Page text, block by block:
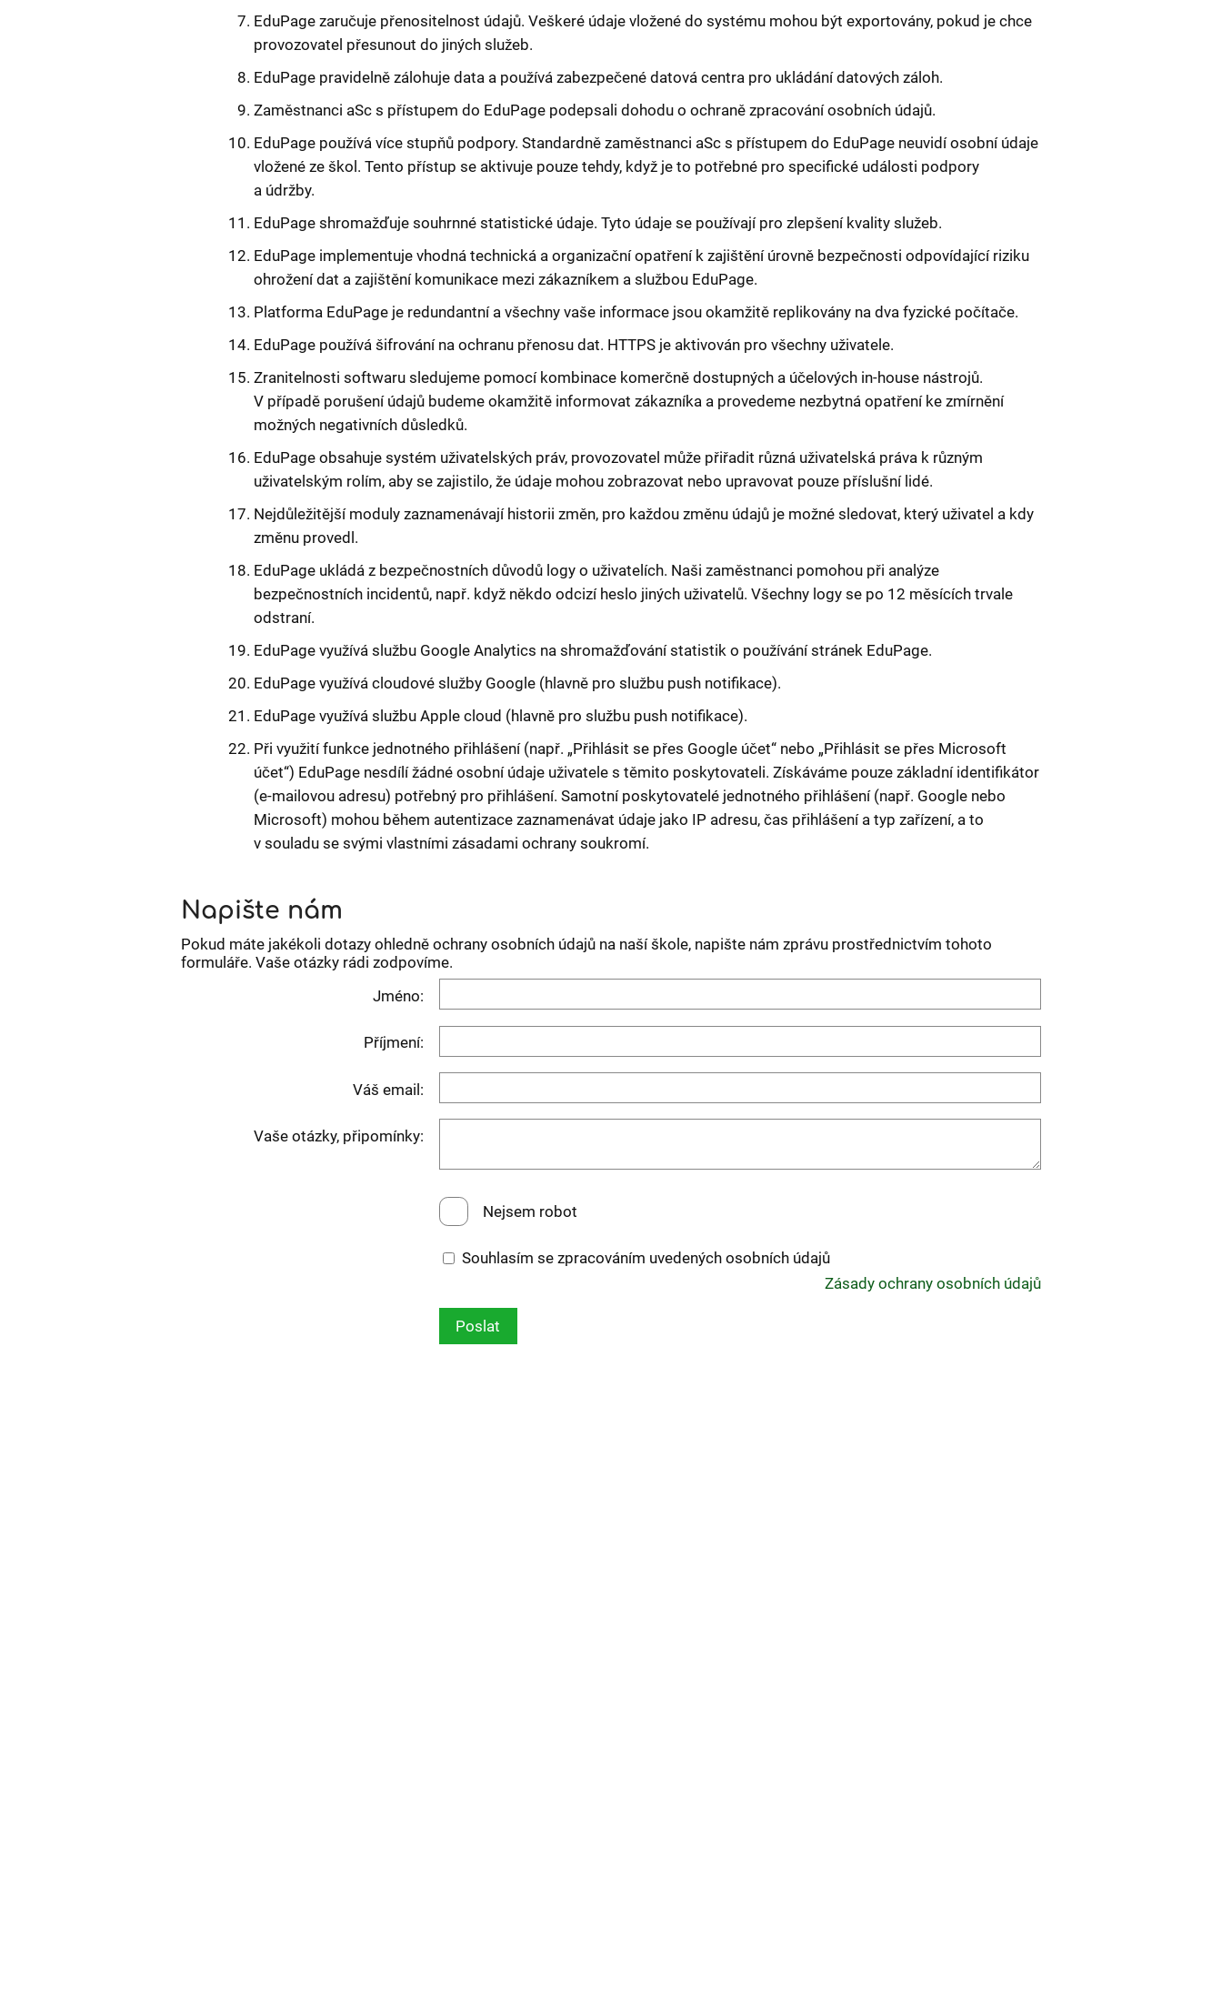
EduPage zaručuje přenositelnost údajů. Veškeré údaje vložené do systému mohou být exportovány, pokud je chce
provozovatel přesunout do jiných služeb.
EduPage pravidelně zálohuje data a používá zabezpečené datová centra pro ukládání datových záloh.
Zaměstnanci aSc s přístupem do EduPage podepsali dohodu o ochraně zpracování osobních údajů.
EduPage používá více stupňů podpory. Standardně zaměstnanci aSc s přístupem do EduPage neuvidí osobní údaje
vložené ze škol. Tento přístup se aktivuje pouze tehdy, když je to potřebné pro specifické události podpory
a údržby.
EduPage shromažďuje souhrnné statistické údaje. Tyto údaje se používají pro zlepšení kvality služeb.
EduPage implementuje vhodná technická a organizační opatření k zajištění úrovně bezpečnosti odpovídající riziku
ohrožení dat a zajištění komunikace mezi zákazníkem a službou EduPage.
Platforma EduPage je redundantní a všechny vaše informace jsou okamžitě replikovány na dva fyzické počítače.
EduPage používá šifrování na ochranu přenosu dat. HTTPS je aktivován pro všechny uživatele.
Zranitelnosti softwaru sledujeme pomocí kombinace komerčně dostupných a účelových in-house nástrojů.
V případě porušení údajů budeme okamžitě informovat zákazníka a provedeme nezbytná opatření ke zmírnění
možných negativních důsledků.
EduPage obsahuje systém uživatelských práv, provozovatel může přiřadit různá uživatelská práva k různým
uživatelským rolím, aby se zajistilo, že údaje mohou zobrazovat nebo upravovat pouze příslušní lidé.
Nejdůležitější moduly zaznamenávají historii změn, pro každou změnu údajů je možné sledovat, který uživatel a kdy
změnu provedl.
EduPage ukládá z bezpečnostních důvodů logy o uživatelích. Naši zaměstnanci pomohou při analýze
bezpečnostních incidentů, např. když někdo odcizí heslo jiných uživatelů. Všechny logy se po 12 měsících trvale
odstraní.
EduPage využívá službu Google Analytics na shromažďování statistik o používání stránek EduPage.
EduPage využívá cloudové služby Google (hlavně pro službu push notifikace).
EduPage využívá službu Apple cloud (hlavně pro službu push notifikace).
Při využití funkce jednotného přihlášení (např. „Přihlásit se přes Google účet“ nebo „Přihlásit se přes Microsoft
účet“) EduPage nesdílí žádné osobní údaje uživatele s těmito poskytovateli. Získáváme pouze základní identifikátor
(e-mailovou adresu) potřebný pro přihlášení. Samotní poskytovatelé jednotného přihlášení (např. Google nebo
Microsoft) mohou během autentizace zaznamenávat údaje jako IP adresu, čas přihlášení a typ zařízení, a to
v souladu se svými vlastními zásadami ochrany soukromí.
Napište nám
Pokud máte jakékoli dotazy ohledně ochrany osobních údajů na naší škole, napište nám zprávu prostřednictvím tohoto
formuláře. Vaše otázky rádi zodpovíme.
Jméno:
Příjmení:
Váš email:
Vaše otázky, připomínky:
Nejsem robot
Souhlasím se zpracováním uvedených osobních údajů
Zásady ochrany osobních údajů